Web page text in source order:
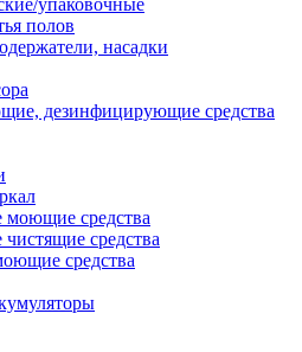
упаковочные
полов
насадки
дезинфицирующие средства
моющие средства
средства
средства